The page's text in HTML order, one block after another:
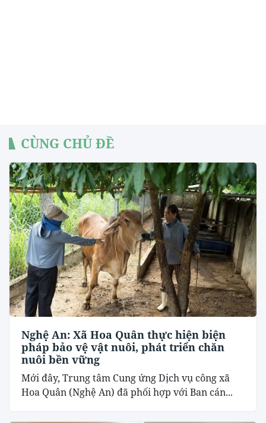
CÙNG CHỦ ĐỀ
Nghệ An: Xã Hoa Quân thực hiện biện
pháp bảo vệ vật nuôi, phát triển chăn
nuôi bền vững
Mới đây, Trung tâm Cung ứng Dịch vụ công xã
Hoa Quân (Nghệ An) đã phối hợp với Ban cán...